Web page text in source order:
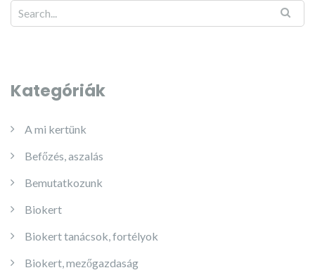
Kategóriák
A mi kertünk
Befőzés, aszalás
Bemutatkozunk
Biokert
Biokert tanácsok, fortélyok
Biokert, mezőgazdaság